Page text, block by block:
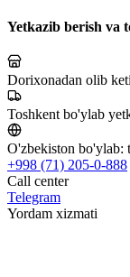
Yetkazib berish va
Dorixonadan olib
Toshkent bo'ylab
O'zbekiston bo'ylab:
+998 (71) 205-0-888
Call center
Telegram
Yordam xizmati